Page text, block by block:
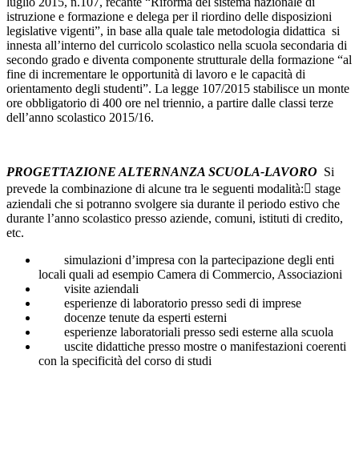
istruzione e formazione e delega per il riordino delle disposizioni
legislative vigenti”, in base alla quale tale metodologia didattica si
innesta all’interno del curricolo scolastico nella scuola secondaria di
secondo grado e diventa componente strutturale della formazione “al
fine di incrementare le opportunità di lavoro e le capacità di
orientamento degli studenti”. La legge 107/2015 stabilisce un monte
ore obbligatorio di 400 ore nel triennio, a partire dalle classi terze
dell’anno scolastico 2015/16.
PROGETTAZIONE ALTERNANZA SCUOLA-LAVORO Si
prevede la combinazione di alcune tra le seguenti modalità: stage
aziendali che si potranno svolgere sia durante il periodo estivo che
durante l’anno scolastico presso aziende, comuni, istituti di credito,
etc.
simulazioni d’impresa con la partecipazione degli enti
locali quali ad esempio Camera di Commercio, Associazioni
visite aziendali
esperienze di laboratorio presso sedi di imprese
docenze tenute da esperti esterni
esperienze laboratoriali presso sedi esterne alla scuola
uscite didattiche presso mostre o manifestazioni coerenti
con la specificità del corso di studi